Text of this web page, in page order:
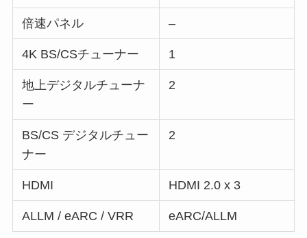
倍速パネル –
4K BS/CSチューナー 1
地上デジタルチューナ
ー
2
BS/CS デジタルチュー
ナー
2
HDMI HDMI 2.0 x 3
ALLM / eARC / VRR eARC/ALLM